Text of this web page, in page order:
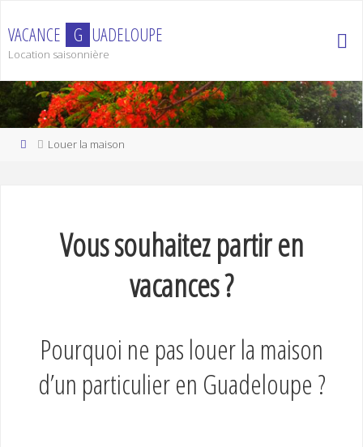
to
content
VACANCE G UADELOUPE
Location saisonnière
HomeLouer la maison
Vous souhaitez partir en
vacances ?
Pourquoi ne pas louer la maison
d’un particulier en Guadeloupe ?